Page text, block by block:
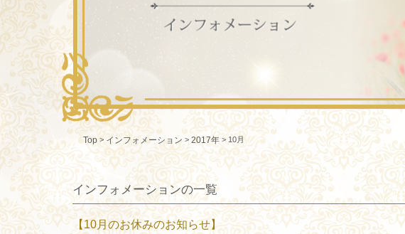
Top > インフォメーション > 2017年 >10月
インフォメーションの一覧
【10月のお休みのお知らせ】